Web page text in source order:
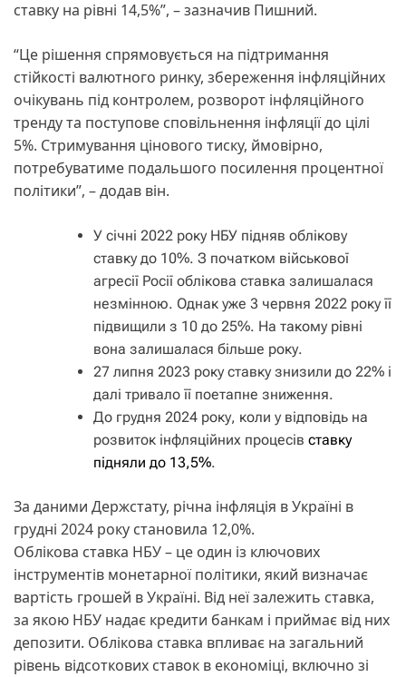
ставку на рівні 14,5%”, – зазначив Пишний.
“Це рішення спрямовується на підтримання
стійкості валютного ринку, збереження інфляційних
очікувань під контролем, розворот інфляційного
тренду та поступове сповільнення інфляції до цілі
5%. Стримування цінового тиску, ймовірно,
потребуватиме подальшого посилення процентної
політики”, – додав він.
У січні 2022 року НБУ підняв облікову
ставку до 10%. З початком військової
агресії Росії облікова ставка залишалася
незмінною. Однак уже 3 червня 2022 року її
підвищили з 10 до 25%. На такому рівні
вона залишалася більше року.
27 липня 2023 року ставку знизили до 22% і
далі тривало її поетапне зниження.
До грудня 2024 року, коли у відповідь на
розвиток інфляційних процесів ставку
підняли до 13,5%.
За даними Держстату, річна інфляція в Україні в
грудні 2024 року становила 12,0%.
Облікова ставка НБУ – це один із ключових
інструментів монетарної політики, який визначає
вартість грошей в Україні. Від неї залежить ставка,
за якою НБУ надає кредити банкам і приймає від них
депозити. Облікова ставка впливає на загальний
рівень відсоткових ставок в економіці, включно зі